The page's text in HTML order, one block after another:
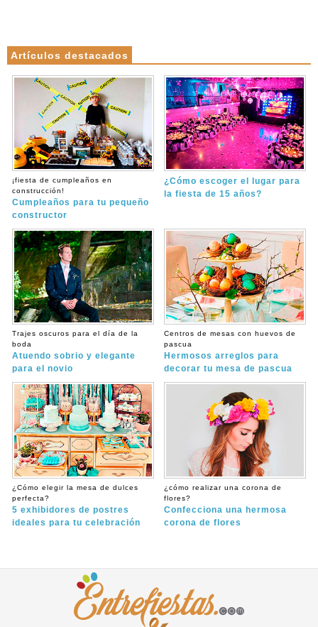
Artículos destacados
¡fiesta de cumpleaños en
construcción!
Cumpleaños para tu pequeño
constructor
¿Cómo escoger el lugar para
la fiesta de 15 años?
Trajes oscuros para el día de la
boda
Atuendo sobrio y elegante
para el novio
Centros de mesas con huevos de
pascua
Hermosos arreglos para
decorar tu mesa de pascua
¿Cómo elegir la mesa de dulces
perfecta?
5 exhibidores de postres
ideales para tu celebración
¿cómo realizar una corona de
flores?
Confecciona una hermosa
corona de flores